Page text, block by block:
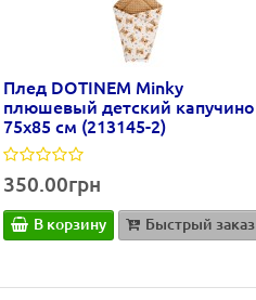
Плед DOTINEM Minky
плюшевый детский капучино
75х85 см (213145-2)
350.00грн
В корзину Быстрый заказ